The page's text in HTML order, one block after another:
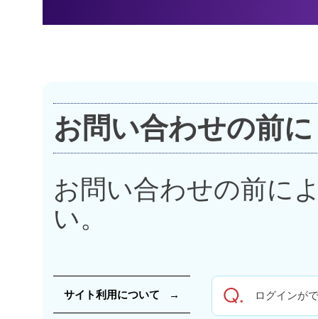
お問い合わせの前に
お問い合わせの前に
い。
サイト利用について ログインが